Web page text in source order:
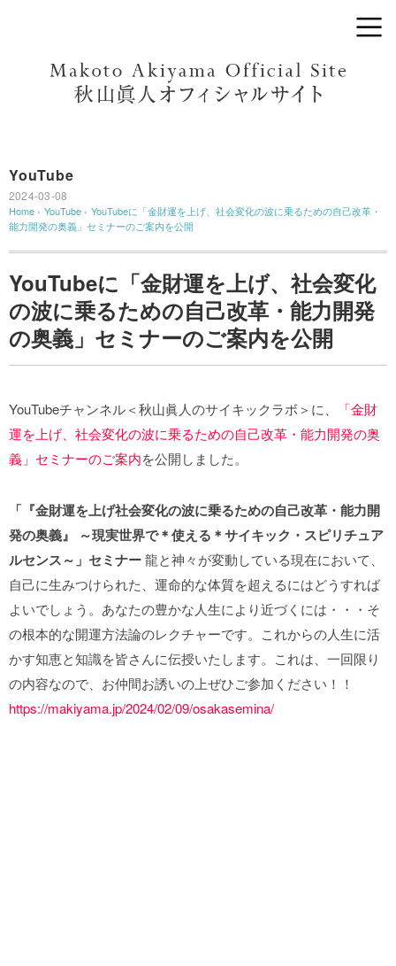
YouTube
2024-03-08
Home › YouTube › YouTubeに「金財運を上げ、社会変化の波に乗るための自己改革・
能力開発の奥義」セミナーのご案内を公開
YouTubeに「金財運を上げ、社会変化
の波に乗るための自己改革・能力開発
の奥義」セミナーのご案内を公開
YouTubeチャンネル＜秋山眞人のサイキックラボ＞に、
「金財
運を上げ、社会変化の波に乗るための自己改革・能力開発の奥
義」セミナーのご案内を公開しました。
「『金財運を上げ社会変化の波に乗るための自己改革・能力開
発の奥義』
～現実世界で＊使える＊サイキック・スピリチュア
ルセンス～」セミナー龍と神々が変動している現在において、
自己に生みつけられた、運命的な体質を超えるにはどうすれば
よいでしょう。あなたの豊かな人生により近づくには・・・そ
の根本的な開運方法論のレクチャーです。これからの人生に活
かす知恵と知識を皆さんに伝授いたします。これは、一回限り
の内容なので、お仲間お誘いの上ぜひご参加ください！！
https://makiyama.jp/2024/02/09/osakasemina/